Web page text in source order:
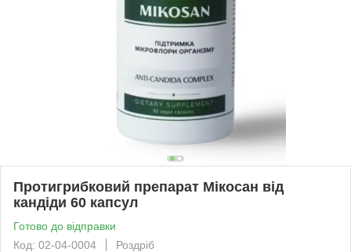
Протигрибковий препарат Мікосан від
кандіди 60 капсул
Готово до відправки
Код: 02-04-0004
Роздріб